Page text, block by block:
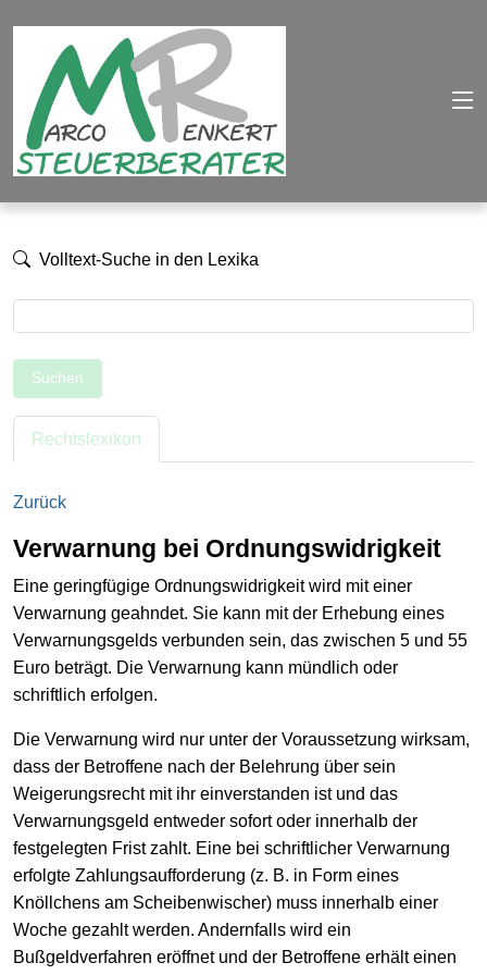
Volltext-Suche in den Lexika
Suchen
Rechtslexikon
Zurück
Verwarnung bei Ordnungswidrigkeit
Eine geringfügige Ordnungswidrigkeit wird mit einer
Verwarnung geahndet. Sie kann mit der Erhebung eines
Verwarnungsgelds verbunden sein, das zwischen 5 und 55
Euro beträgt. Die Verwarnung kann mündlich oder
schriftlich erfolgen.
Die Verwarnung wird nur unter der Voraussetzung wirksam,
dass der Betroffene nach der Belehrung über sein
Weigerungsrecht mit ihr einverstanden ist und das
Verwarnungsgeld entweder sofort oder innerhalb der
festgelegten Frist zahlt. Eine bei schriftlicher Verwarnung
erfolgte Zahlungsaufforderung (z. B. in Form eines
Knöllchens am Scheibenwischer) muss innerhalb einer
Woche gezahlt werden. Andernfalls wird ein
Bußgeldverfahren eröffnet und der Betroffene erhält einen